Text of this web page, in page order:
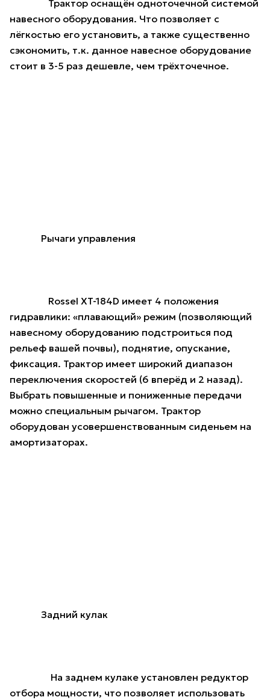
Трактор оснащён одноточечной системой
навесного оборудования. Что позволяет с
лёгкостью его установить, а также существенно
сэкономить, т.к. данное навесное оборудование
стоит в 3-5 раз дешевле, чем трёхточечное.
Рычаги управления
Rossel XT-184D имеет 4 положения
гидравлики: «плавающий» режим (позволяющий
навесному оборудованию подстроиться под
рельеф вашей почвы), поднятие, опускание,
фиксация. Трактор имеет широкий диапазон
переключения скоростей (6 вперёд и 2 назад).
Выбрать повышенные и пониженные передачи
можно специальным рычагом. Трактор
оборудован усовершенствованным сиденьем на
амортизаторах.
Задний кулак
На заднем кулаке установлен редуктор
отбора мощности, что позволяет использовать